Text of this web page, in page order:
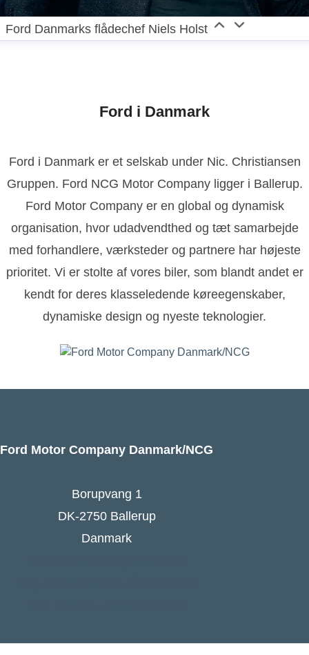
Ford Danmarks flådechef Niels Holst
Ford i Danmark
Ford i Danmark er et selskab under Nic. Christiansen
Gruppen. Ford NCG Motor Company ligger i Ballerup.
Ford Motor Company er en global og dynamisk
organisation, hvor udadvendthed og tæt samarbejde
med forhandlere, værksteder og partnere har højeste
prioritet. Vi er stolte af vores biler, som blandt andet er
kendt for deres klasseledende køreegenskaber,
dynamiske design og nyeste teknologier.
Ford Motor Company Danmark/NCG
Borupvang 1
DK-2750 Ballerup
Danmark